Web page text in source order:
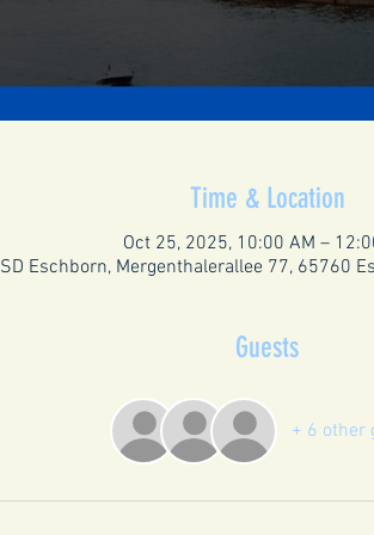
Time & Location
Oct 25, 2025, 10:00 AM –
Eschborn, Mergenthalerallee 77, 65760
Guests
+ 6 other